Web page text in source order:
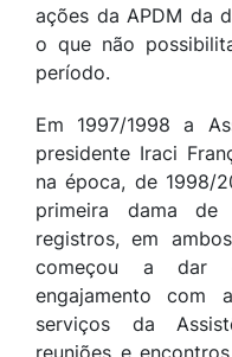
ações da APDM da
o que não
período.
Em 1997/1998 a
presidente Iraci
na época, de 1998/
primeira dama de
registros, em
começou a dar
engajamento com
serviços da
reuniões e